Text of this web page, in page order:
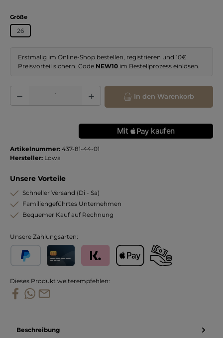
Größeauswählen
26
Erstmalig im Online-Shop bestellen, registrieren und 10€
Preisvorteil sichern. Code NEW10 im Bestellprozess einlösen.
Produkt Anzahl: Gib den gewünschten Wert ein oder benutze die
In den Warenkorb
Artikelnummer: 437-81-44-01
Hersteller: Lowa
Unsere Vorteile
Schneller Versand (Di - Sa)
Familiengeführtes Unternehmen
Bequemer Kauf auf Rechnung
Unsere Zahlungsarten:
Dieses Produkt weiterempfehlen:
Beschreibung